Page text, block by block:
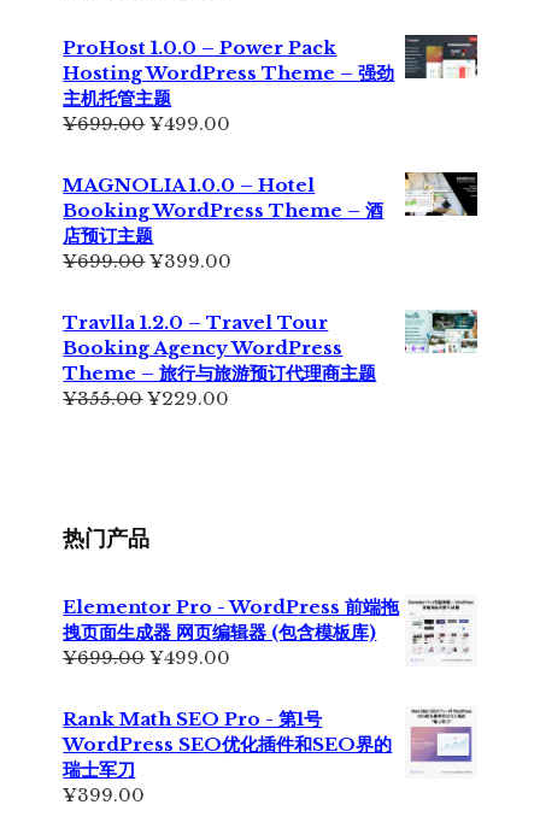
为：
¥299.00。
价
格
为：
ProHost 1.0.0 – Power Pack
Hosting WordPress Theme – 强劲
主机托管主题
¥699.00原
为：
¥699.00。
¥499.00
价
格
为：
MAGNOLIA 1.0.0 – Hotel
Booking WordPress Theme – 酒
店预订主题
¥699.00原
为：
¥699.00。
¥399.00
格
为：
¥399.00。
Travlla 1.2.0 – Travel Tour
Booking Agency WordPress
Theme – 旅行与旅游预订代理商主题
¥355.00原
¥229.00
热门产品
Elementor Pro - WordPress 前端拖
拽页面生成器 网页编辑器 (包含模板库)
¥699.00原
为：
¥699.00。
¥499.00
价
格
为：
Rank Math SEO Pro - 第1号
WordPress SEO优化插件和SEO界的
瑞士军刀
¥399.00